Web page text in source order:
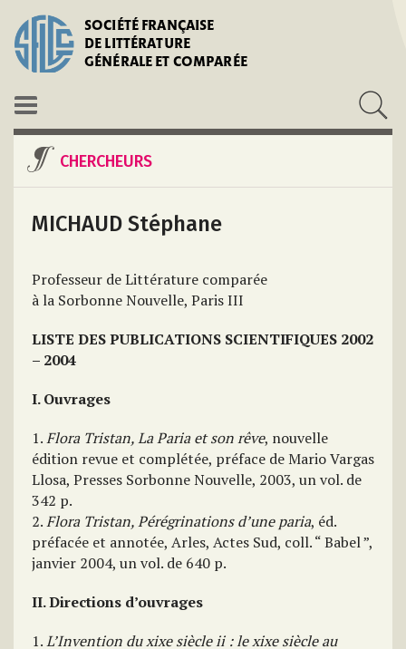
SOCIÉTÉ FRANÇAISE
DE LITTÉRATURE
GÉNÉRALE ET COMPARÉE
CHERCHEURS
MICHAUD Stéphane
Professeur de Littérature comparée
à la Sorbonne Nouvelle, Paris III
LISTE DES PUBLICATIONS SCIENTIFIQUES 2002
– 2004
I. Ouvrages
1.Flora Tristan, La Paria et son rêve, nouvelle
édition revue et complétée, préface de Mario Vargas
Llosa, Presses Sorbonne Nouvelle, 2003, un vol. de
342 p.
2.Flora Tristan, Pérégrinations d’une paria, éd.
préfacée et annotée, Arles, Actes Sud, coll. “ Babel ”,
janvier 2004, un vol. de 640 p.
II. Directions d’ouvrages
1.L’Invention du xixe siècle ii : le xixe siècle au